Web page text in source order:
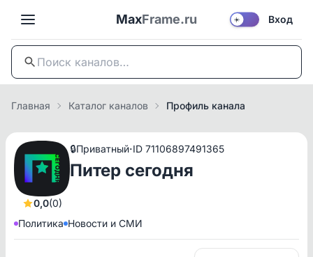
MaxFrame.ru ☀️ Вход
Главная Каталог каналов Профиль канала
0,0(0)
🔒Приватный·ID 71106897491365
Питер сегодня
Политика Новости и СМИ